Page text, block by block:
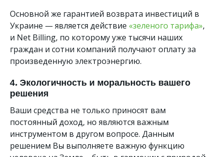
Основной же гарантией возврата инвестиций в
Украине — является действие «зеленого тарифа»,
и Net Billing, по которому уже тысячи наших
граждан и сотни компаний получают оплату за
произведенную электроэнергию.
4. Экологичность и моральность вашего
решения
Ваши средства не только приносят вам
постоянный доход, но являются важным
инструментом в другом вопросе. Данным
решением Вы выполняете важную функцию